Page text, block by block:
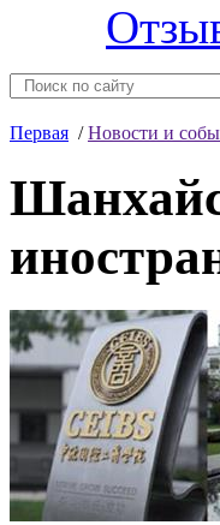
Первая /Новости и